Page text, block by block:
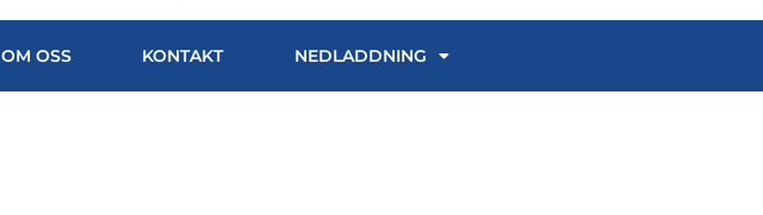
OM OSS KONTAKT NEDLADDNING